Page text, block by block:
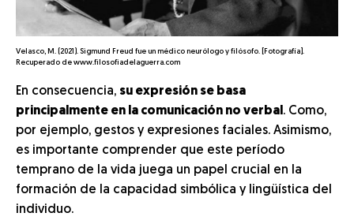
Velasco, M. (2021). Sigmund Freud fue un médico neurólogo y filósofo. [Fotografía].
Recuperado de www.filosofiadelaguerra.com
En consecuencia, su expresión se basa
principalmente en la comunicación no verbal . Como,
por ejemplo, gestos y expresiones faciales. Asimismo,
es importante comprender que este período
temprano de la vida juega un papel crucial en la
formación de la capacidad simbólica y lingüística del
individuo.